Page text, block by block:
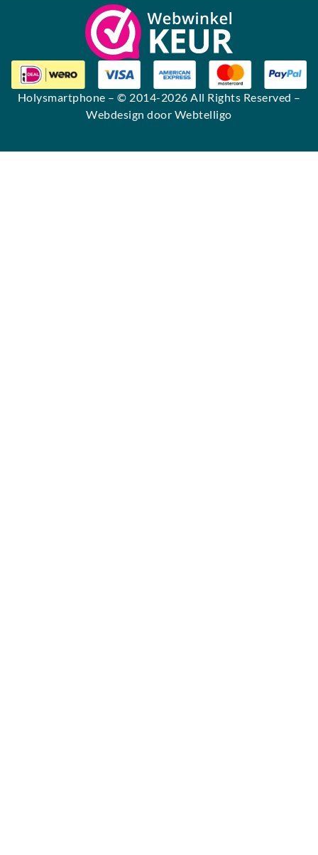
Holysmartphone – © 2014-2026 All Rights Reserved –
Webdesign door Webtelligo